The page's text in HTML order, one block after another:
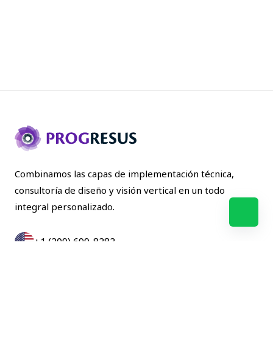
Combinamos las capas de implementación técnica,
consultoría de diseño y visión vertical en un todo
integral personalizado.
+1 (209) 699-8383